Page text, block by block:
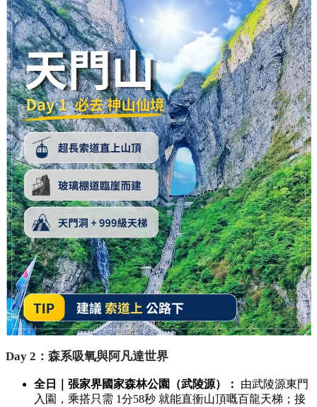
Day 2：森系吸氧與阿凡達世界
全日｜張家界國家森林公園（武陵源）：
由武陵源東門
入園，乘搭只需 1分58秒 就能直衝山頂嘅百龍天梯；接